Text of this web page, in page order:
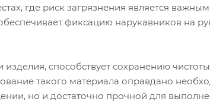
где риск загрязнения является важным
фиксацию нарукавников на
способствует сохранению
такого материала оправдано
но и достаточно прочной для